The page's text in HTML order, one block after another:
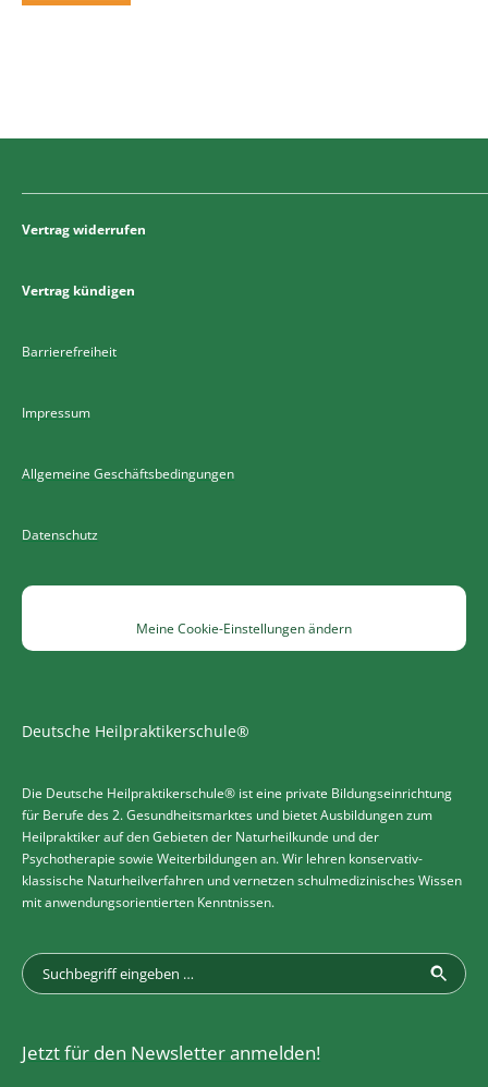
Vertrag widerrufen
Vertrag kündigen
Barrierefreiheit
Impressum
Allgemeine Geschäftsbedingungen
Datenschutz
Meine Cookie-Einstellungen ändern
Deutsche Heilpraktikerschule®
Die Deutsche Heilpraktikerschule® ist eine private Bildungseinrichtung
für Berufe des 2. Gesundheitsmarktes und bietet Ausbildungen zum
Heilpraktiker auf den Gebieten der Naturheilkunde und der
Psychotherapie sowie Weiterbildungen an. Wir lehren konservativ-
klassische Naturheilverfahren und vernetzen schulmedizinisches Wissen
mit anwendungsorientierten Kenntnissen.
Jetzt für den Newsletter anmelden!